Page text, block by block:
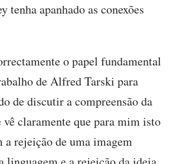
tenha apanhado as conexões
o papel fundamental
de Alfred Tarski para
de discutir a compreensão da
claramente que para mim isto
a rejeição de uma imagem